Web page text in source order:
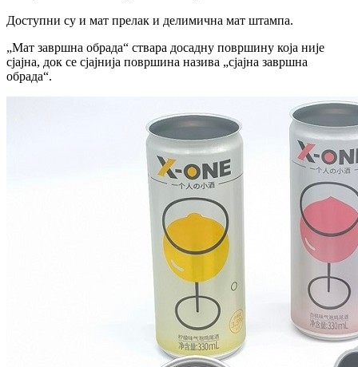
Доступни су и мат прелак и делимична мат штампа.
„Мат завршна обрада“ ствара досадну површину која није
сјајна, док се сјајнија површина назива „сјајна завршна
обрада“.